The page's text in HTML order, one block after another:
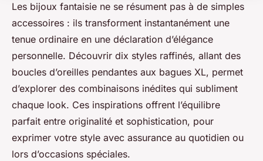
Les bijoux fantaisie ne se résument pas à de simples
accessoires : ils transforment instantanément une
tenue ordinaire en une déclaration d’élégance
personnelle. Découvrir dix styles raffinés, allant des
boucles d’oreilles pendantes aux bagues XL, permet
d’explorer des combinaisons inédites qui subliment
chaque look. Ces inspirations offrent l’équilibre
parfait entre originalité et sophistication, pour
exprimer votre style avec assurance au quotidien ou
lors d’occasions spéciales.